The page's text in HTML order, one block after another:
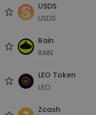
USDS
USDS
Rain
RAIN
LEO Token
LEO
Zcash